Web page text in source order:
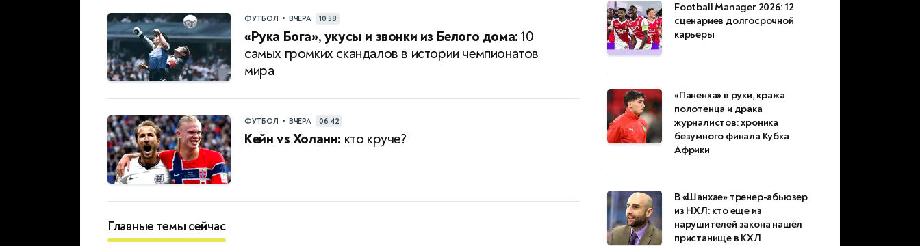
ФУТБОЛ • ВЧЕРА 10:58
«Рука Бога», укусы и звонки из Белого дома: 10
самых громких скандалов в истории чемпионатов
мира
ФУТБОЛ • ВЧЕРА 06:42
Кейн vs Холанн: кто круче?
Главные темы сейчас
Football Manager 2026: 12
сценариев долгосрочной
карьеры
«Паненка» в руки, кража
полотенца и драка
журналистов: хроника
безумного финала Кубка
Африки
В «Шанхае» тренер-абьюзер
из НХЛ: кто еще из
нарушителей закона нашёл
пристанище в КХЛ